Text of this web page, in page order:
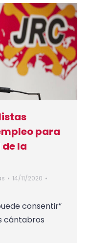
para
la
14/11/2020
consentir”
cántabros